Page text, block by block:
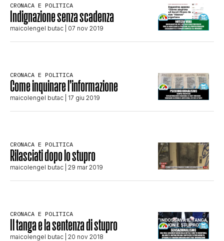
COMPLOTTI, LEGGENDE URBANE ED
EVERGREEN
EDITORIALI
TRUFFE E SOCIAL NETWORK
CLIMA ED ENERGIA
CHI SIAMO
CRONACA E POLITICA
Indignazione senza scadenza
maicolengel butac | 07 nov 2019
CRONACA E POLITICA
Come inquinare l’informazione
maicolengel butac | 17 giu 2019
CRONACA E POLITICA
Rilasciati dopo lo stupro
maicolengel butac | 29 mar 2019
CRONACA E POLITICA
Il tanga e la sentenza di stupro
maicolengel butac | 20 nov 2018